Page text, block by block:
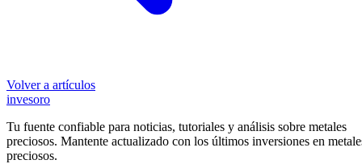
Volver a artículos
invesoro
Tu fuente confiable para noticias, tutoriales y análisis sobre metales
preciosos. Mantente actualizado con los últimos inversiones en
preciosos.